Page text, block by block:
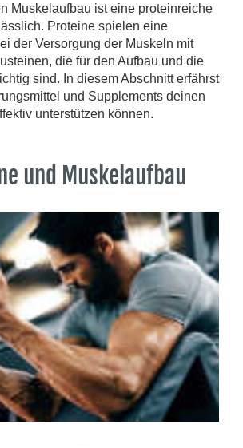
Muskelaufbau ist eine proteinreiche
Proteine spielen eine
der Versorgung der Muskeln mit
die für den Aufbau und die
sind. In diesem Abschnitt erfährst
und Supplements deinen
unterstützen können.
und Muskelaufbau